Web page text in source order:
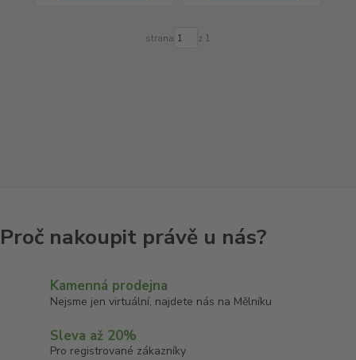
strana z 1
Kamenná prodejna
Nejsme jen virtuální, najdete nás na Mělníku
Sleva až 20%
Pro registrované zákazníky